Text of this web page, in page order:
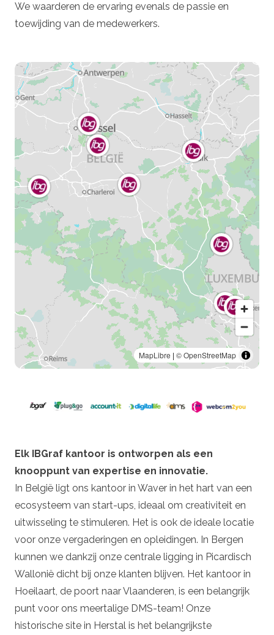
We waarderen de ervaring evenals de passie en
toewijding van de medewerkers.
MapLibre | © OpenStreetMap
Elk IBGraf kantoor is ontworpen als een
knooppunt van expertise en innovatie.
In België ligt ons kantoor in Waver in het hart van een
ecosysteem van start-ups, ideaal om creativiteit en
uitwisseling te stimuleren. Het is ook de ideale locatie
voor onze vergaderingen en opleidingen. In Bergen
kunnen we dankzij onze centrale ligging in Picardisch
Wallonië dicht bij onze klanten blijven. Het kantoor in
Hoeilaart, de poort naar Vlaanderen, is een belangrijk
punt voor ons meertalige DMS-team! Onze
historische site in Herstal is het belangrijkste